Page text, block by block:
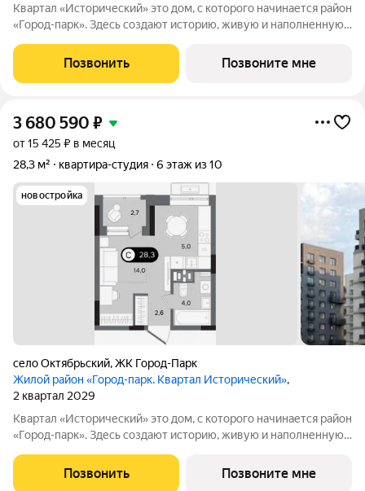
Квартал «Исторический» это дом, с которого начинается район
«Город-парк». Здесь создают историю, живую и наполненную
от семи до десяти этажей и двух десятиэтажных башен,
выходящих на
Позвонить Позвоните мне
3 680 590 ₽
от 15 425 ₽ в месяц
28,3 м²
квартира-студия 6 этаж из 10
новостройка
село Октябрьский,ЖК Город-Парк
Жилой район «Город-парк. Квартал Исторический»,
2 квартал 2029
Квартал «Исторический» это дом, с которого начинается район
«Город-парк». Здесь создают историю, живую и наполненную
от семи до десяти этажей и двух десятиэтажных башен,
выходящих на
Позвонить Позвоните мне